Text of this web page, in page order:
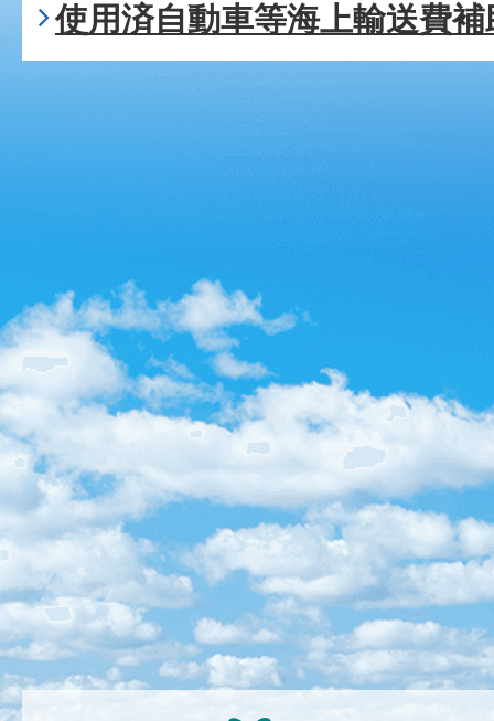
使用済自動車等海上輸送費